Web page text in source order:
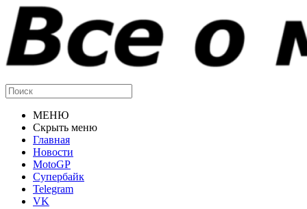
МЕНЮ
Скрыть меню
Главная
Новости
MotoGP
Супербайк
Telegram
VK